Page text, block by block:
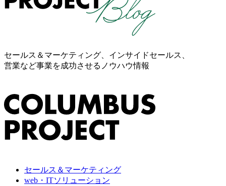
セールス＆マーケティング、インサイドセールス、
営業など事業を成功させるノウハウ情報
セールス＆マーケティング
web・ITソリューション